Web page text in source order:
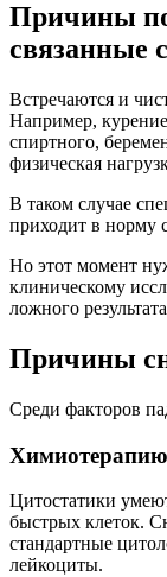
Причины
связанные
Встречаются и
Например,
спиртного,
физическая
В таком случае
приходит в норму
Но этот момент
клиническому
ложного
Причины
Среди факторов
Химиотерапию
Цитостатики
быстрых клеток.
стандартные
лейкоциты.